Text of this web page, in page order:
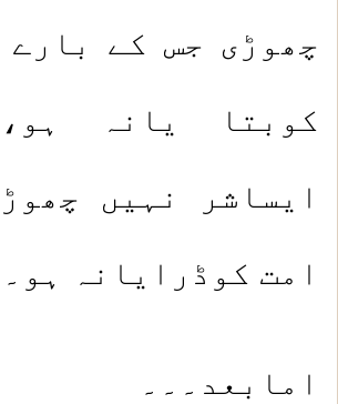
چھوڑی جس کے
کوبتا یانہ
ایساشر نہیں
امت کوڈرایانہ ہو۔
امابعد۔۔۔